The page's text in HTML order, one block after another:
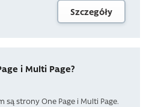
Szczegóły
i Multi Page?
są strony One Page i Multi Page.